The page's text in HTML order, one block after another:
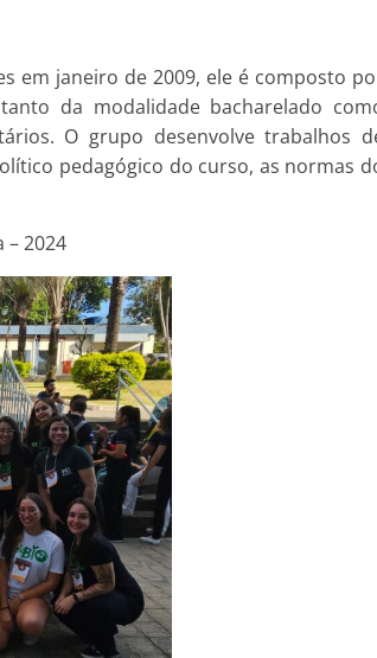
em janeiro de 2009, ele é composto
da modalidade bacharelado
O grupo desenvolve trabalhos
pedagógico do curso, as normas
– 2024